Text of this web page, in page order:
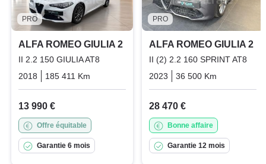
PRO
ALFA ROMEO GIULIA 2
II 2.2 150 GIULIA AT8
2018
185 411 Km Diesel
13 990 €
Offre équitable
Garantie 6 mois
PRO
ALFA ROMEO GIULIA 2
II (2) 2.2 160 SPRINT AT8
2023
36 500 Km
28 470 €
Bonne affaire
Garantie 12 mois